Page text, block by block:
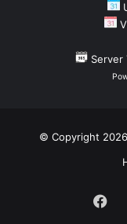
Server
© Copyright